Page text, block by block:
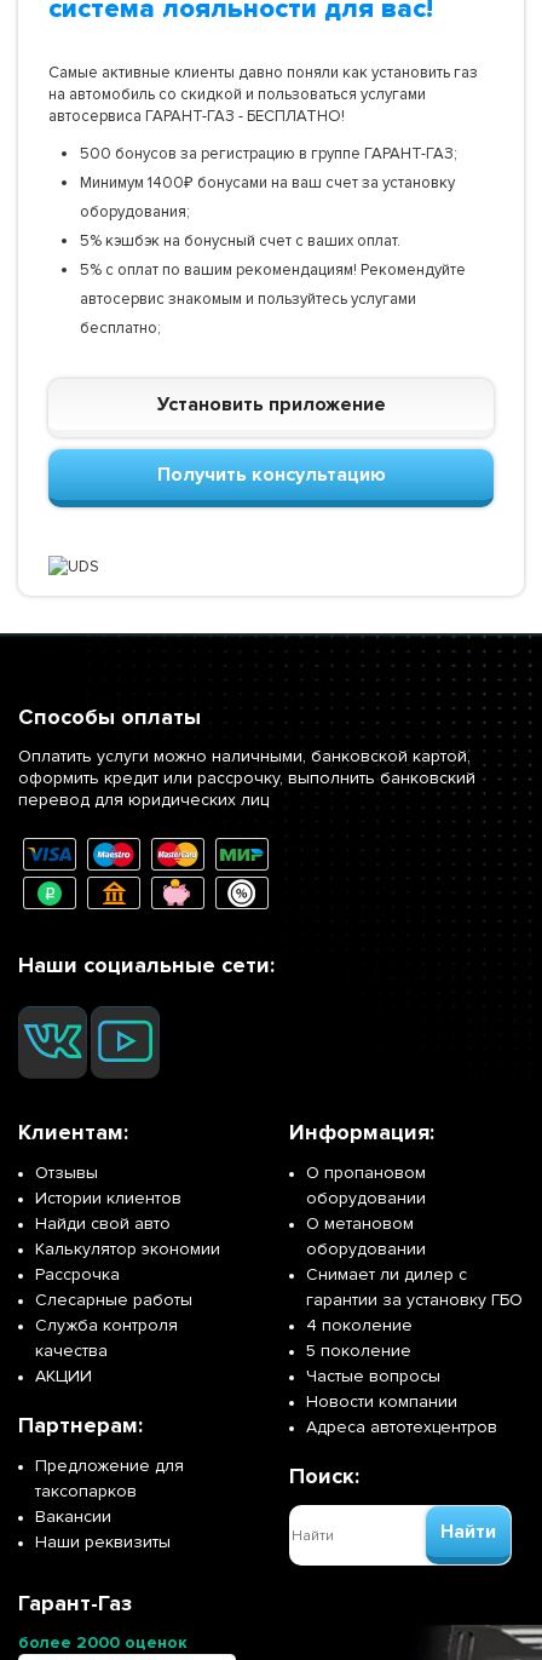
система лояльности для вас!
Самые активные клиенты давно поняли как установить газ
на автомобиль со скидкой и пользоваться услугами
автосервиса ГАРАНТ-ГАЗ - БЕСПЛАТНО!
500 бонусов за регистрацию в группе ГАРАНТ-ГАЗ;
Минимум 1400₽ бонусами на ваш счет за установку
оборудования;
5% кэшбэк на бонусный счет с ваших оплат.
5% с оплат по вашим рекомендациям! Рекомендуйте
автосервис знакомым и пользуйтесь услугами
бесплатно;
Установить приложение
Получить консультацию
Способы оплаты
Оплатить услуги можно наличными, банковской картой,
оформить кредит или рассрочку, выполнить банковский
перевод для юридических лиц
Наши социальные сети:
Клиентам:
Отзывы
Истории клиентов
Найди свой авто
Калькулятор экономии
Рассрочка
Слесарные работы
Служба контроля
качества
АКЦИИ
Партнерам:
Предложение для
таксопарков
Вакансии
Наши реквизиты
Информация:
О пропановом
оборудовании
О метановом
оборудовании
Снимает ли дилер с
гарантии за установку ГБО
4 поколение
5 поколение
Частые вопросы
Новости компании
Адреса автотехцентров
Поиск:
Найти
Гарант-Газ
более 2000 оценок